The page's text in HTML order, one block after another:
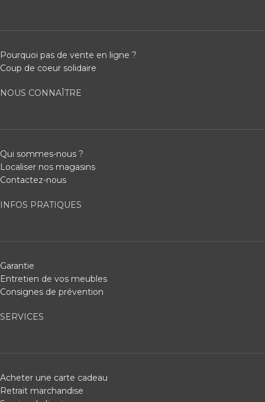
Pourquoi pas de vente en ligne ?
Coup de coeur solidaire
NOUS CONNAÎTRE
Qui sommes-nous ?
Localiser nos magasins
Contactez-nous
INFOS PRATIQUES
Garantie
Entretien de vos meubles
Consignes de prévention
SERVICES
Acheter une carte cadeau
Retrait marchandise